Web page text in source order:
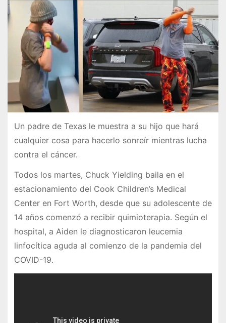
Un padre de Texas le muestra a su hijo que hará
cualquier cosa para hacerlo sonreír mientras lucha
contra el cáncer.
Todos los martes, Chuck Yielding baila en el
estacionamiento del Cook Children’s Medical
Center en Fort Worth, desde que su adolescente de
14 años comenzó a recibir quimioterapia. Según el
hospital, a Aiden le diagnosticaron leucemia
linfocítica aguda al comienzo de la pandemia del
COVID-19.